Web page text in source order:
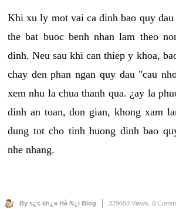
Khi xu ly mot vai ca dinh bao quy dau
the bat buoc benh nhan lam theo
dinh. Neu sau khi can thiep y khoa,
chay den phan ngan quy dau "cau
xem nhu la chua thanh qua. ¿ay la
dinh an toan, don gian, khong xam
dung tot cho tinh huong dinh bao
nhe nhang.
By s¿c kh¿e Hà N¿i Blog 329650 Views, 0